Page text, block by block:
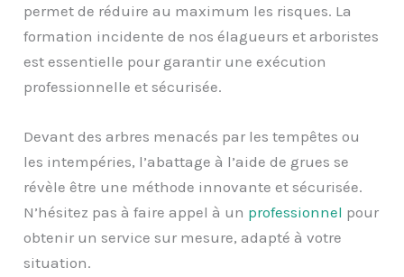
permet de réduire au maximum les risques. La
formation incidente de nos élagueurs et arboristes
est essentielle pour garantir une exécution
professionnelle et sécurisée.
Devant des arbres menacés par les tempêtes ou
les intempéries, l’abattage à l’aide de grues se
révèle être une méthode innovante et sécurisée.
N’hésitez pas à faire appel à un professionnel pour
obtenir un service sur mesure, adapté à votre
situation.